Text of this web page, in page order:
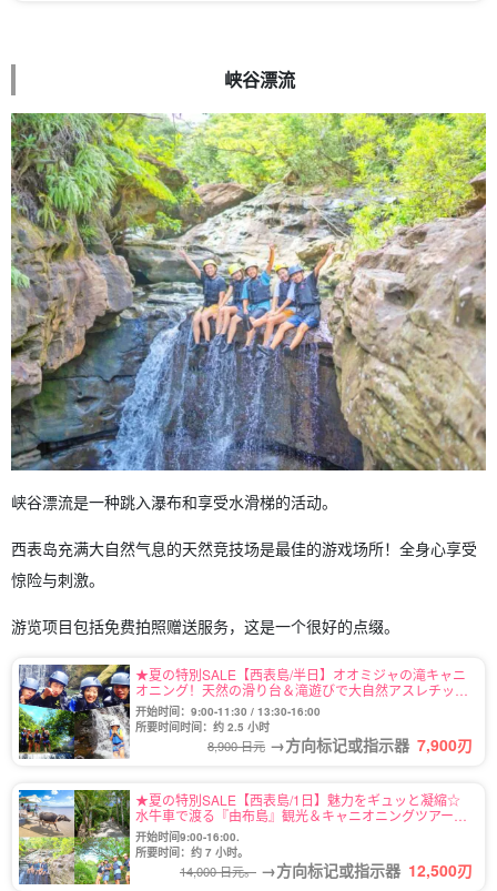
峡谷漂流
峡谷漂流是一种跳入瀑布和享受水滑梯的活动。
西表岛充满大自然气息的天然竞技场是最佳的游戏场所！全身心享受
惊险与刺激。
游览项目包括免费拍照赠送服务，这是一个很好的点缀。
★夏の特別SALE【西表島/半日】オオミジャの滝キャニ
オニング！天然の滑り台＆滝遊びで大自然アスレチック
体験＆絶景の展望台！《写真無料＆日帰りOK》大人も
子供も興奮MAX（No.91）
开始时间：9:00-11:30 / 13:30-16:00
所要时间时间：约 2.5 小时
8,900 日元 →方向标记或指示器 7,900刃
★夏の特別SALE【西表島/1日】魅力をギュッと凝縮☆
水牛車で渡る『由布島』観光＆キャニオニングツアー★
写真無料（No.123）
开始时间9:00-16:00.
所要时间：约 7 小时。
14,000 日元。 →方向标记或指示器 12,500刃